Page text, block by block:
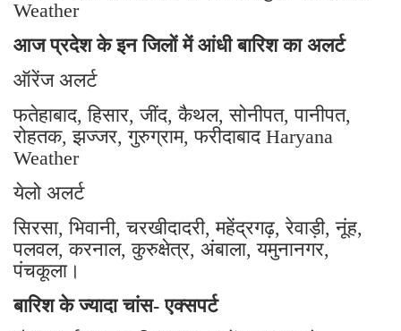
Weather
आज प्रदेश के इन जिलों में आंधी बारिश का अलर्ट
ऑरेंज अलर्ट
फतेहाबाद, हिसार, जींद, कैथल, सोनीपत, पानीपत,
रोहतक, झज्जर, गुरुग्राम, फरीदाबाद Haryana
Weather
येलो अलर्ट
सिरसा, भिवानी, चरखीदादरी, महेंद्रगढ़, रेवाड़ी, नूंह,
पलवल, करनाल, कुरुक्षेत्र, अंबाला, यमुनानगर,
पंचकूला।
बारिश के ज्यादा चांस- एक्सपर्ट